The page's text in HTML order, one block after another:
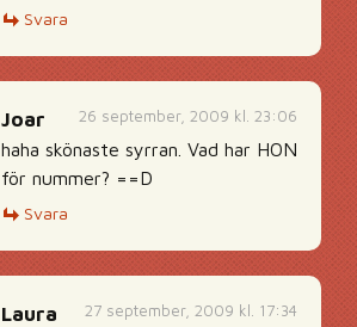
Svara
26 september, 2009 kl. 23:06
Joar
haha skönaste syrran. Vad har HON
för nummer? ==D
Svara
27 september, 2009 kl. 17:34
Laura